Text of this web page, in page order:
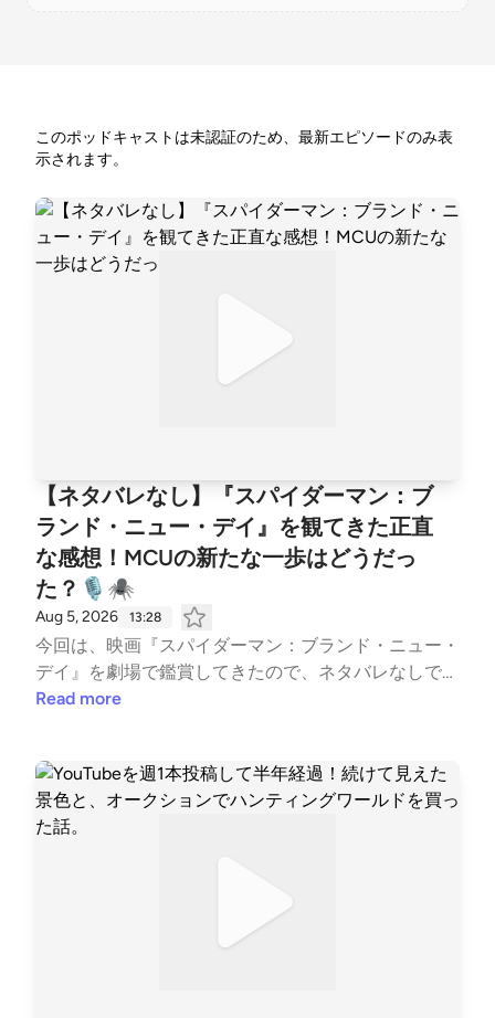
このポッドキャストは未認証のため、最新エピソードのみ表
示されます。
【ネタバレなし】『スパイダーマン：ブ
ランド・ニュー・デイ』を観てきた正直
な感想！MCUの新たな一歩はどうだっ
た？🎙️🕷️
Aug 5, 2026 13:28
今回は、映画『スパイダーマン：ブランド・ニュー・
デイ』を劇場で鑑賞してきたので、ネタバレなしで感
想を語ります！ストーリーの核心には触れず、MCU
画鑑賞前後のお供にどうぞ。🎧 番組の感想や「あな
たはどう感じた？」というコメントもお待ちしていま
す！I just watched Spider-Man: Brand New Day, and
verall atmosphere* Action and visuals* Tom Holland’s
latest Spider-Man* What this movie could mean for t
Read more